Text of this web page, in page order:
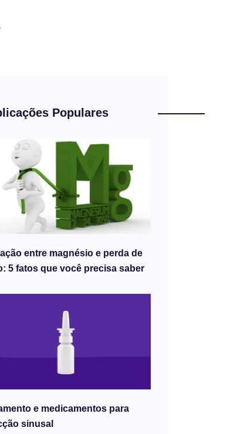
Populares
entre magnésio e perda de
5 fatos que você precisa saber
e medicamentos para
sinusal